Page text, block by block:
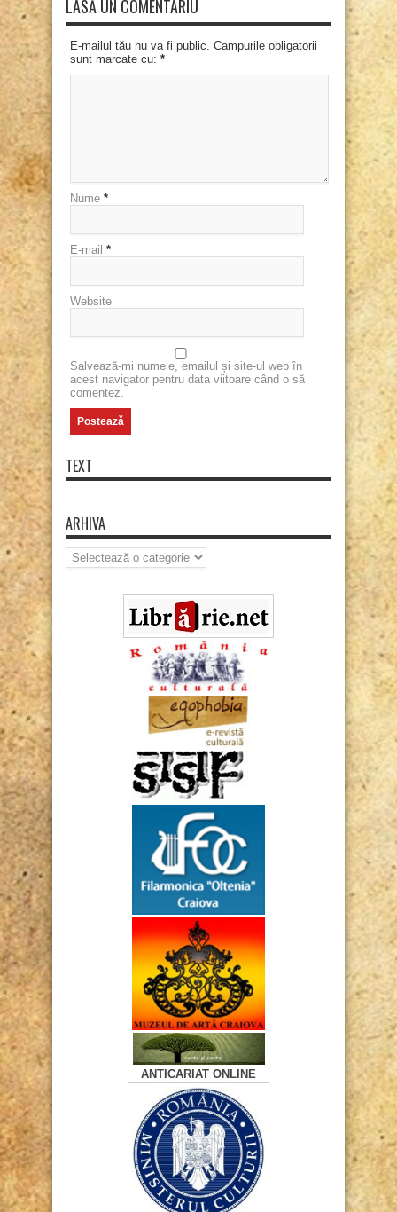
LASĂ UN COMENTARIU
E-mailul tău nu va fi public. Campurile obligatorii
sunt marcate cu: *
Nume *
E-mail *
Website
Salvează-mi numele, emailul și site-ul web în
acest navigator pentru data viitoare când o să
comentez.
TEXT
ARHIVA
Arhiva
ANTICARIAT ONLINE